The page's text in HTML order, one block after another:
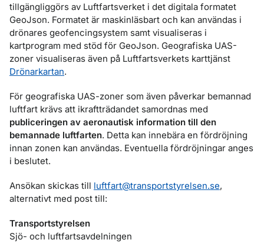
tillgängliggörs av Luftfartsverket i det digitala formatet
GeoJson. Formatet är maskinläsbart och kan användas i
drönares geofencingsystem samt visualiseras i
kartprogram med stöd för GeoJson. Geografiska UAS-
zoner visualiseras även på Luftfartsverkets karttjänst
Drönarkartan.
För geografiska UAS-zoner som även påverkar bemannad
luftfart krävs att ikraftträdandet samordnas med
publiceringen av aeronautisk information till den
bemannade luftfarten. Detta kan innebära en fördröjning
innan zonen kan användas. Eventuella fördröjningar anges
i beslutet.
Ansökan skickas till luftfart@transportstyrelsen.se,
alternativt med post till:
Transportstyrelsen
Sjö- och luftfartsavdelningen